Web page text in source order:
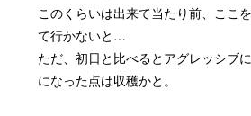
このくらいは出来て当たり前、ここ
て行かないと…
ただ、初日と比べるとアグレッシブ
になった点は収穫かと。